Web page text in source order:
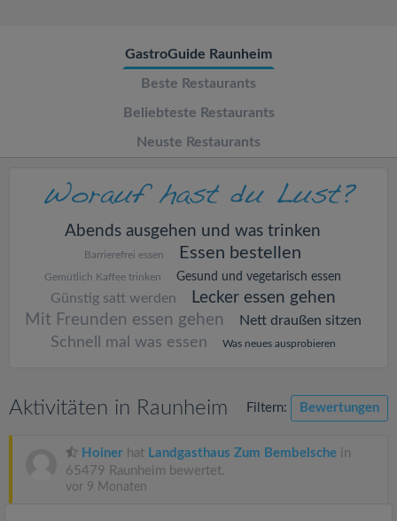
GastroGuide Raunheim
Beste Restaurants
Beliebteste Restaurants
Neuste Restaurants
Abends ausgehen und was trinken
Barrierefrei essen Essen bestellen
Gemütlich Kaffee trinken Gesund und vegetarisch essen
Günstig satt werden
Lecker essen gehen
Mit Freunden essen gehen
Nett draußen sitzen
Schnell mal was essen Was neues ausprobieren
Aktivitäten in Raunheim Filtern: Bewertungen
Hoiner hat Landgasthaus Zum Bembelsche in
65479 Raunheim bewertet.
vor 9 Monaten